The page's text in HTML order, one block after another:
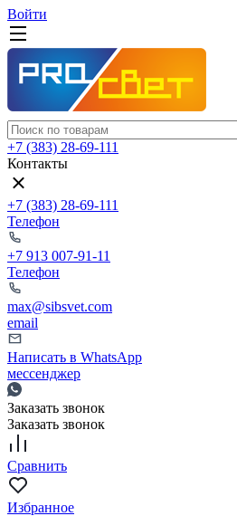
Войти
+7 (383) 28-69-111
Контакты
+7 (383) 28-69-111
Телефон
+7 913 007-91-11
Телефон
max@sibsvet.com
email
Написать в WhatsApp
мессенджер
Заказать звонок
Заказать звонок
Сравнить
Избранное